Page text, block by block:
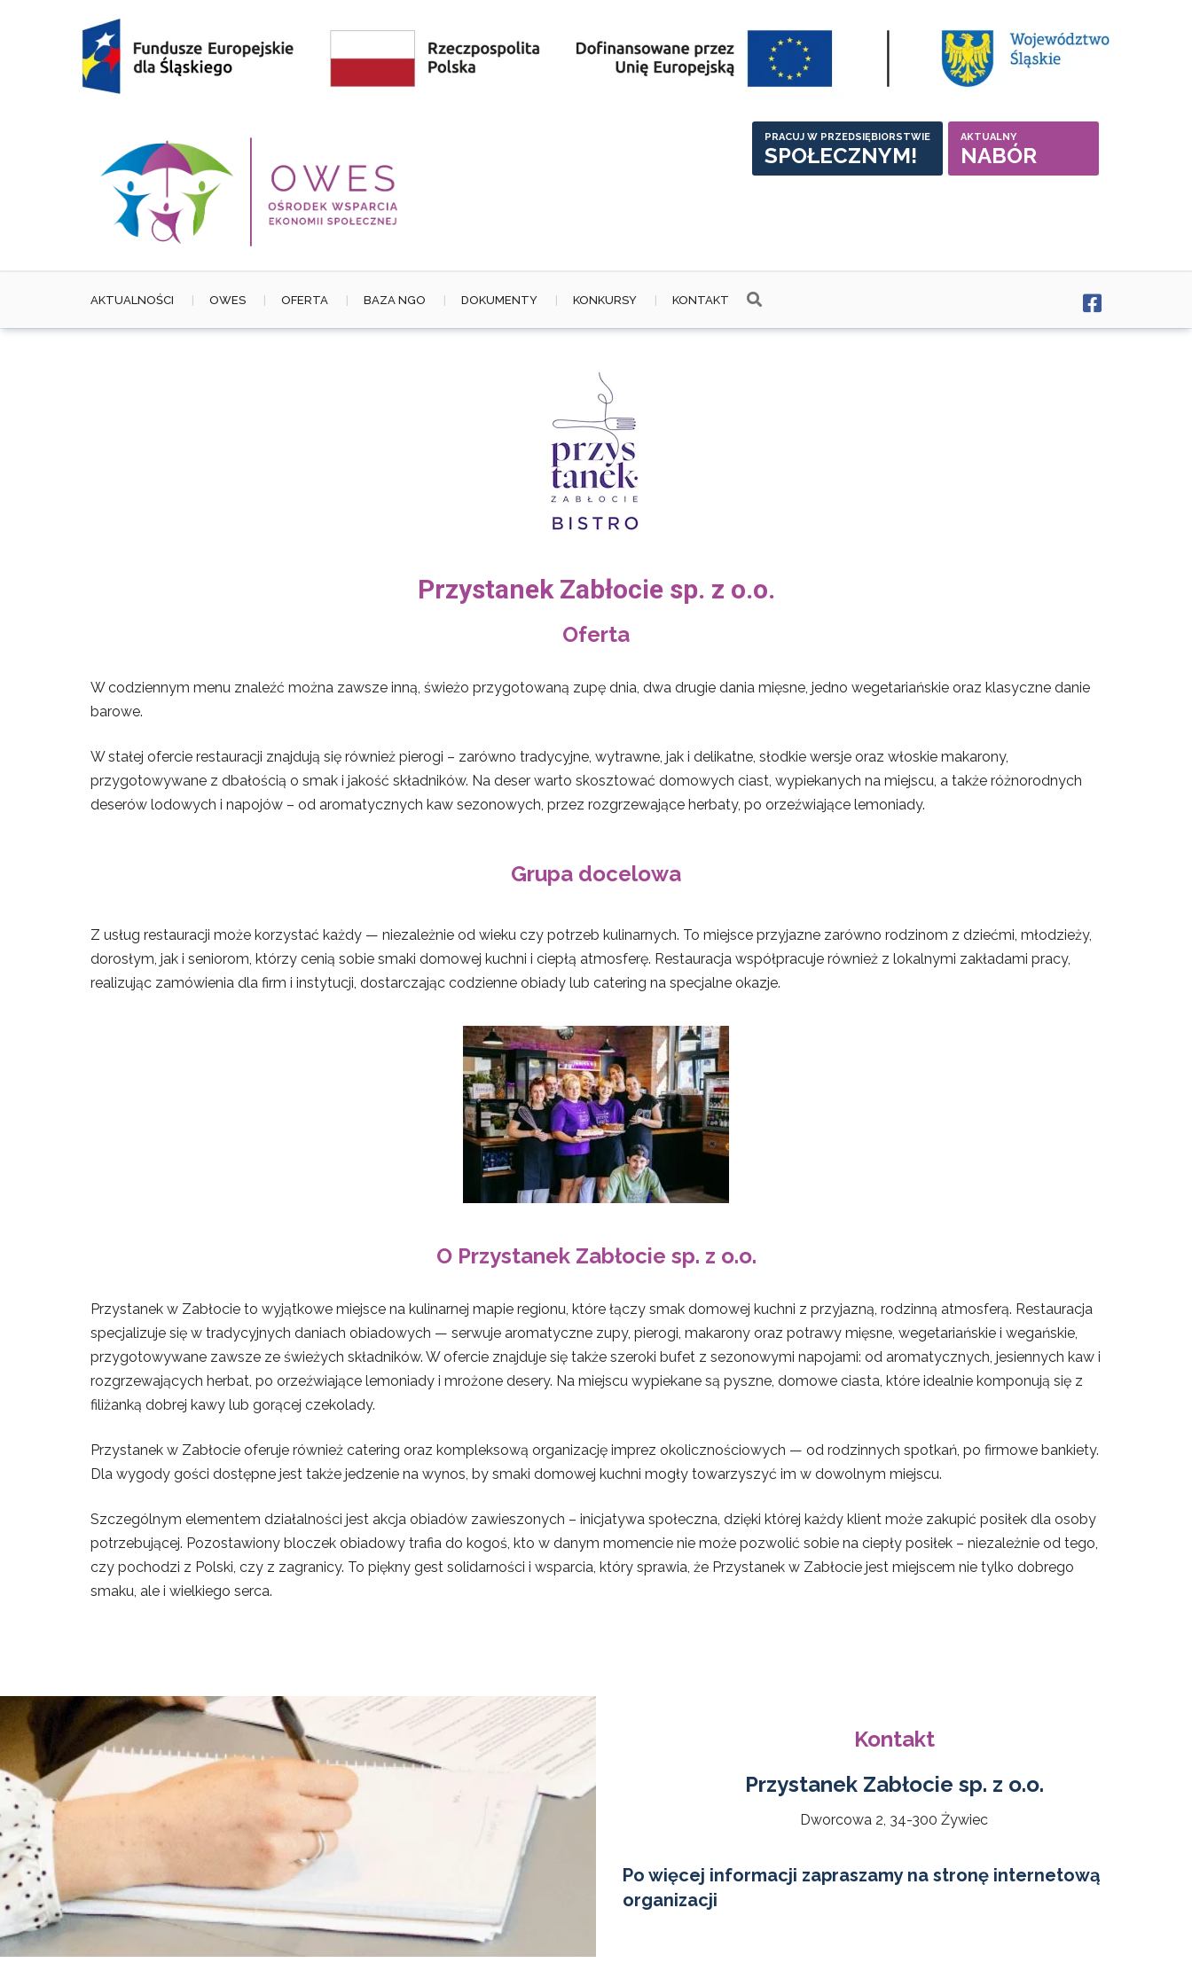
PRACUJ W PRZEDSIĘBIORSTWIE
SPOŁECZNYM!
AKTUALNY
NABÓR
AKTUALNOŚCI OWES OFERTA BAZA NGO DOKUMENTY KONKURSY KONTAKT
Przystanek Zabłocie sp. z o.o.
Oferta
W codziennym menu znaleźć można zawsze inną, świeżo przygotowaną zupę dnia, dwa drugie dania mięsne, jedno wegetariańskie oraz klasyczne danie
barowe.
W stałej ofercie restauracji znajdują się również pierogi – zarówno tradycyjne, wytrawne, jak i delikatne, słodkie wersje oraz włoskie makarony,
przygotowywane z dbałością o smak i jakość składników. Na deser warto skosztować domowych ciast, wypiekanych na miejscu, a także różnorodnych
deserów lodowych i napojów – od aromatycznych kaw sezonowych, przez rozgrzewające herbaty, po orzeźwiające lemoniady.
Grupa docelowa
Z usług restauracji może korzystać każdy — niezależnie od wieku czy potrzeb kulinarnych. To miejsce przyjazne zarówno rodzinom z dziećmi, młodzieży,
dorosłym, jak i seniorom, którzy cenią sobie smaki domowej kuchni i ciepłą atmosferę. Restauracja współpracuje również z lokalnymi zakładami pracy,
realizując zamówienia dla firm i instytucji, dostarczając codzienne obiady lub catering na specjalne okazje.
O Przystanek Zabłocie sp. z o.o.
Przystanek w Zabłocie to wyjątkowe miejsce na kulinarnej mapie regionu, które łączy smak domowej kuchni z przyjazną, rodzinną atmosferą. Restauracja
specjalizuje się w tradycyjnych daniach obiadowych — serwuje aromatyczne zupy, pierogi, makarony oraz potrawy mięsne, wegetariańskie i wegańskie,
przygotowywane zawsze ze świeżych składników. W ofercie znajduje się także szeroki bufet z sezonowymi napojami: od aromatycznych, jesiennych kaw i
rozgrzewających herbat, po orzeźwiające lemoniady i mrożone desery. Na miejscu wypiekane są pyszne, domowe ciasta, które idealnie komponują się z
filiżanką dobrej kawy lub gorącej czekolady.
Przystanek w Zabłocie oferuje również catering oraz kompleksową organizację imprez okolicznościowych — od rodzinnych spotkań, po firmowe bankiety.
Dla wygody gości dostępne jest także jedzenie na wynos, by smaki domowej kuchni mogły towarzyszyć im w dowolnym miejscu.
Szczególnym elementem działalności jest akcja obiadów zawieszonych – inicjatywa społeczna, dzięki której każdy klient może zakupić posiłek dla osoby
potrzebującej. Pozostawiony bloczek obiadowy trafia do kogoś, kto w danym momencie nie może pozwolić sobie na ciepły posiłek – niezależnie od tego,
czy pochodzi z Polski, czy z zagranicy. To piękny gest solidarności i wsparcia, który sprawia, że Przystanek w Zabłocie jest miejscem nie tylko dobrego
smaku, ale i wielkiego serca.
Kontakt
Przystanek Zabłocie sp. z o.o.
Dworcowa 2, 34-300 Żywiec
Po więcej informacji zapraszamy na stronę internetową
organizacji